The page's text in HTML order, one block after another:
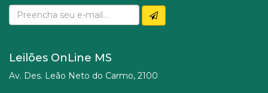
Leilões OnLine MS
Av. Des. Leão Neto do Carmo, 2100